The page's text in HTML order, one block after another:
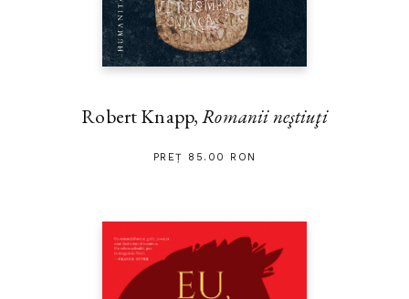
Robert Knapp,Romanii neştiuţi
PREȚ 85.00 RON